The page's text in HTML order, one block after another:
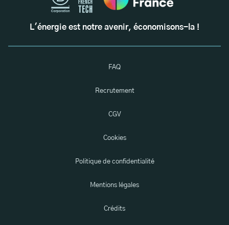
L'énergie est notre avenir, économisons-la !
FAQ
Recrutement
CGV
Cookies
Politique de confidentialité
Mentions légales
Crédits